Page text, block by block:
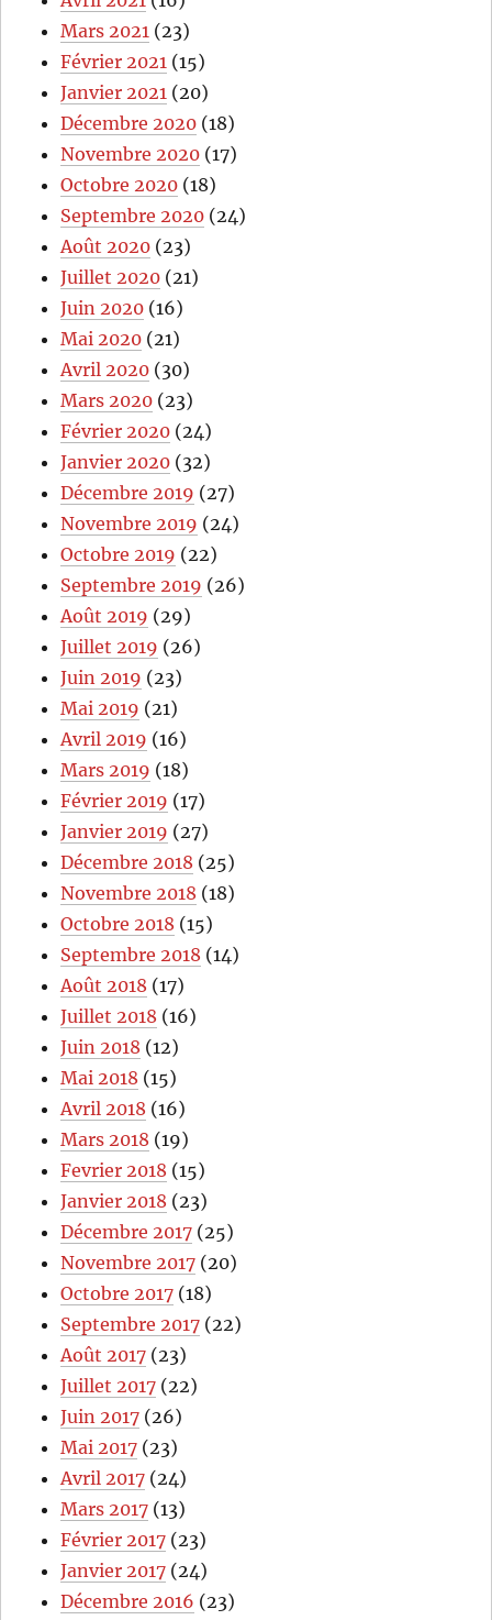
Mars 2021 (23)
Février 2021 (15)
Janvier 2021 (20)
Décembre 2020 (18)
Novembre 2020 (17)
Octobre 2020 (18)
Septembre 2020 (24)
Août 2020 (23)
Juillet 2020 (21)
Juin 2020 (16)
Mai 2020 (21)
Avril 2020 (30)
Mars 2020 (23)
Février 2020 (24)
Janvier 2020 (32)
Décembre 2019 (27)
Novembre 2019 (24)
Octobre 2019 (22)
Septembre 2019 (26)
Août 2019 (29)
Juillet 2019 (26)
Juin 2019 (23)
Mai 2019 (21)
Avril 2019 (16)
Mars 2019 (18)
Février 2019 (17)
Janvier 2019 (27)
Décembre 2018 (25)
Novembre 2018 (18)
Octobre 2018 (15)
Septembre 2018 (14)
Août 2018 (17)
Juillet 2018 (16)
Juin 2018 (12)
Mai 2018 (15)
Avril 2018 (16)
Mars 2018 (19)
Fevrier 2018 (15)
Janvier 2018 (23)
Décembre 2017 (25)
Novembre 2017 (20)
Octobre 2017 (18)
Septembre 2017 (22)
Août 2017 (23)
Juillet 2017 (22)
Juin 2017 (26)
Mai 2017 (23)
Avril 2017 (24)
Mars 2017 (13)
Février 2017 (23)
Janvier 2017 (24)
Décembre 2016 (23)